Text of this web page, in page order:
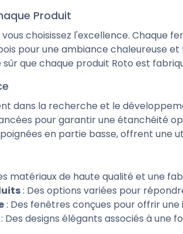
Produit
vous choisissez l'excellence.
pour une ambiance chaleureuse
que chaque produit Roto est
dans la recherche et le
pour garantir une étanchéité
en partie basse, offrent une
matériaux de haute qualité et une
: Des options variées pour
: Des fenêtres conçues pour offrir
: Des designs élégants associés à